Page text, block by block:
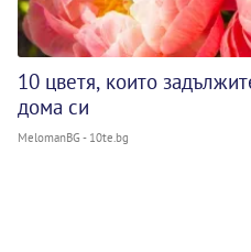
10 цветя, които
дома си
MelomanBG - 10te.bg